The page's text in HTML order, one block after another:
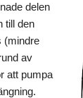
delen
till den
(mindre
av
att pumpa